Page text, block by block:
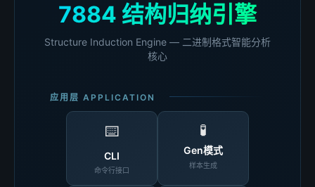
7884 结构归纳引擎
Structure Induction Engine — 二进制格式智能分析
核心
应用层 APPLICATION
⌨️
CLI
命令行接口
🧪
Gen模式
样本生成